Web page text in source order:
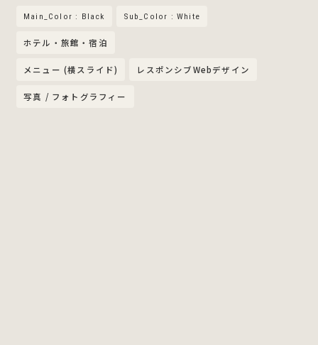
Main_Color : Black Sub_Color : White
ホテル・旅館・宿泊
メニュー (横スライド) レスポンシブWebデザイン
写真 / フォトグラフィー